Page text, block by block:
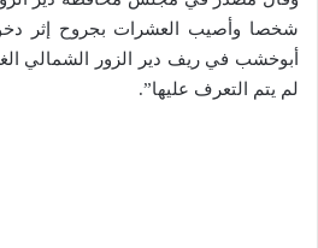
شخصا وأصيب العشرات بجروح إثر
أبوخشب في ريف دير الزور الشمالي
لم يتم التعرف عليها”.